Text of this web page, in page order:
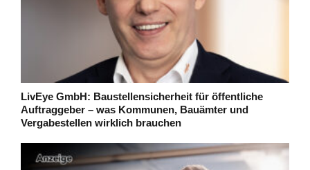
LivEye GmbH: Baustellensicherheit für öffentliche
Auftraggeber – was Kommunen, Bauämter und
Vergabestellen wirklich brauchen